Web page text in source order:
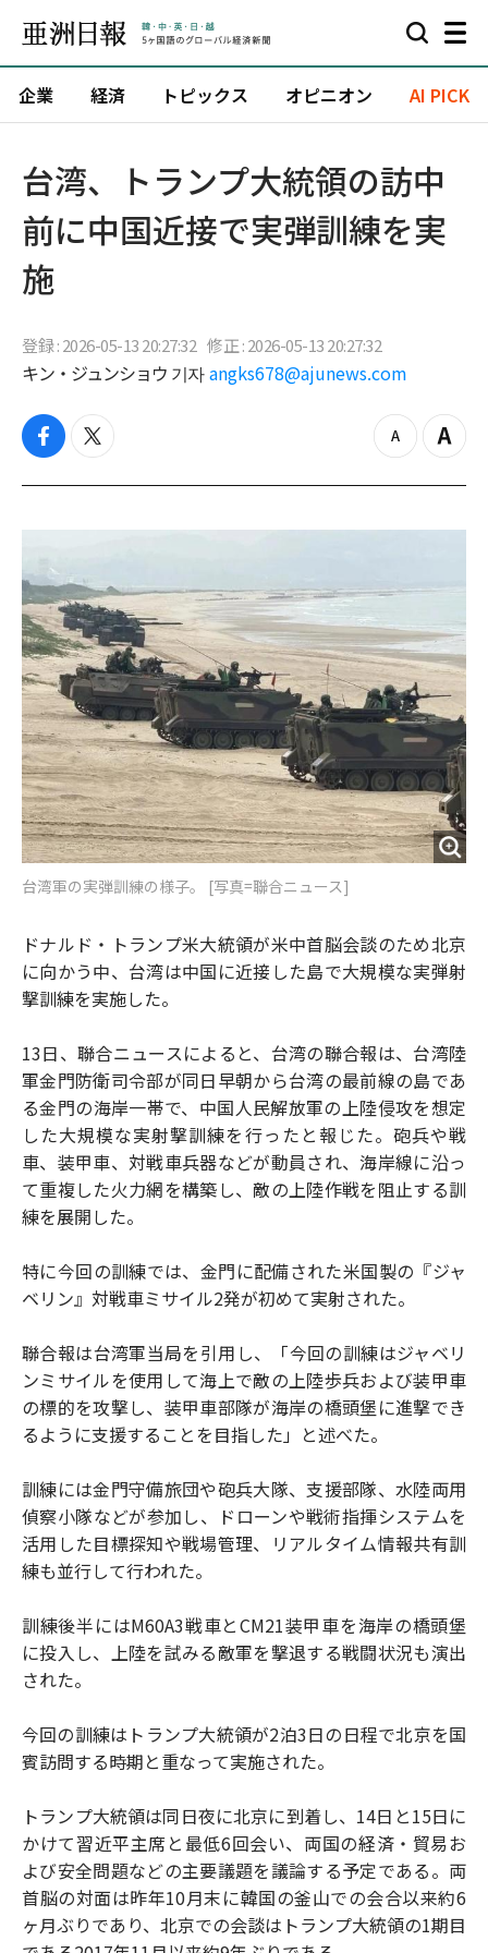
企業 経済 トピックス オピニオン AI PICK
台湾、トランプ大統領の訪中
前に中国近接で実弾訓練を実
施
登録 : 2026-05-13 20:27:32 修正 : 2026-05-13 20:27:32
キン・ジュンショウ 기자 angks678@ajunews.com
f
c
b
o
k
t
i
t
z
o
o
Z
o
i
台湾軍の実弾訓練の様子。 [写真=聯合ニュース]
ドナルド・トランプ米大統領が米中首脳会談のため北京
に向かう中、台湾は中国に近接した島で大規模な実弾射
撃訓練を実施した。
13日、聯合ニュースによると、台湾の聯合報は、台湾陸
軍金門防衛司令部が同日早朝から台湾の最前線の島であ
る金門の海岸一帯で、中国人民解放軍の上陸侵攻を想定
した大規模な実射撃訓練を行ったと報じた。砲兵や戦
車、装甲車、対戦車兵器などが動員され、海岸線に沿っ
て重複した火力網を構築し、敵の上陸作戦を阻止する訓
練を展開した。
特に今回の訓練では、金門に配備された米国製の『ジャ
ベリン』対戦車ミサイル2発が初めて実射された。
聯合報は台湾軍当局を引用し、「今回の訓練はジャベリ
ンミサイルを使用して海上で敵の上陸歩兵および装甲車
の標的を攻撃し、装甲車部隊が海岸の橋頭堡に進撃でき
るように支援することを目指した」と述べた。
訓練には金門守備旅団や砲兵大隊、支援部隊、水陸両用
偵察小隊などが参加し、ドローンや戦術指揮システムを
活用した目標探知や戦場管理、リアルタイム情報共有訓
練も並行して行われた。
訓練後半にはM60A3戦車とCM21装甲車を海岸の橋頭堡
に投入し、上陸を試みる敵軍を撃退する戦闘状況も演出
された。
今回の訓練はトランプ大統領が2泊3日の日程で北京を国
賓訪問する時期と重なって実施された。
トランプ大統領は同日夜に北京に到着し、14日と15日に
かけて習近平主席と最低6回会い、両国の経済・貿易お
よび安全問題などの主要議題を議論する予定である。両
首脳の対面は昨年10月末に韓国の釜山での会合以来約6
ヶ月ぶりであり、北京での会談はトランプ大統領の1期目